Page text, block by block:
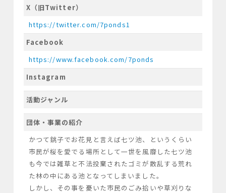
X（旧Twitter）
https://twitter.com/7ponds1
Facebook
https://www.facebook.com/7ponds
Instagram
活動ジャンル
団体・事業の紹介
かつて銚子でお花見と言えば七ツ池、というくらい
市民が桜を愛でる場所として一世を風靡した七ツ池
も今では雑草と不法投棄されたゴミが散乱する荒れ
た林の中にある池となってしまいました。
しかし、その事を憂いた市民のごみ拾いや草刈りな